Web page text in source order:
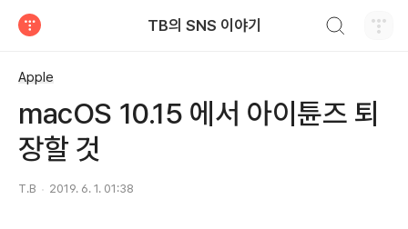
TB의 SNS 이야기
Apple
macOS 10.15 에서 아이튠즈 퇴
장할 것
T.B 2019. 6. 1. 01:38